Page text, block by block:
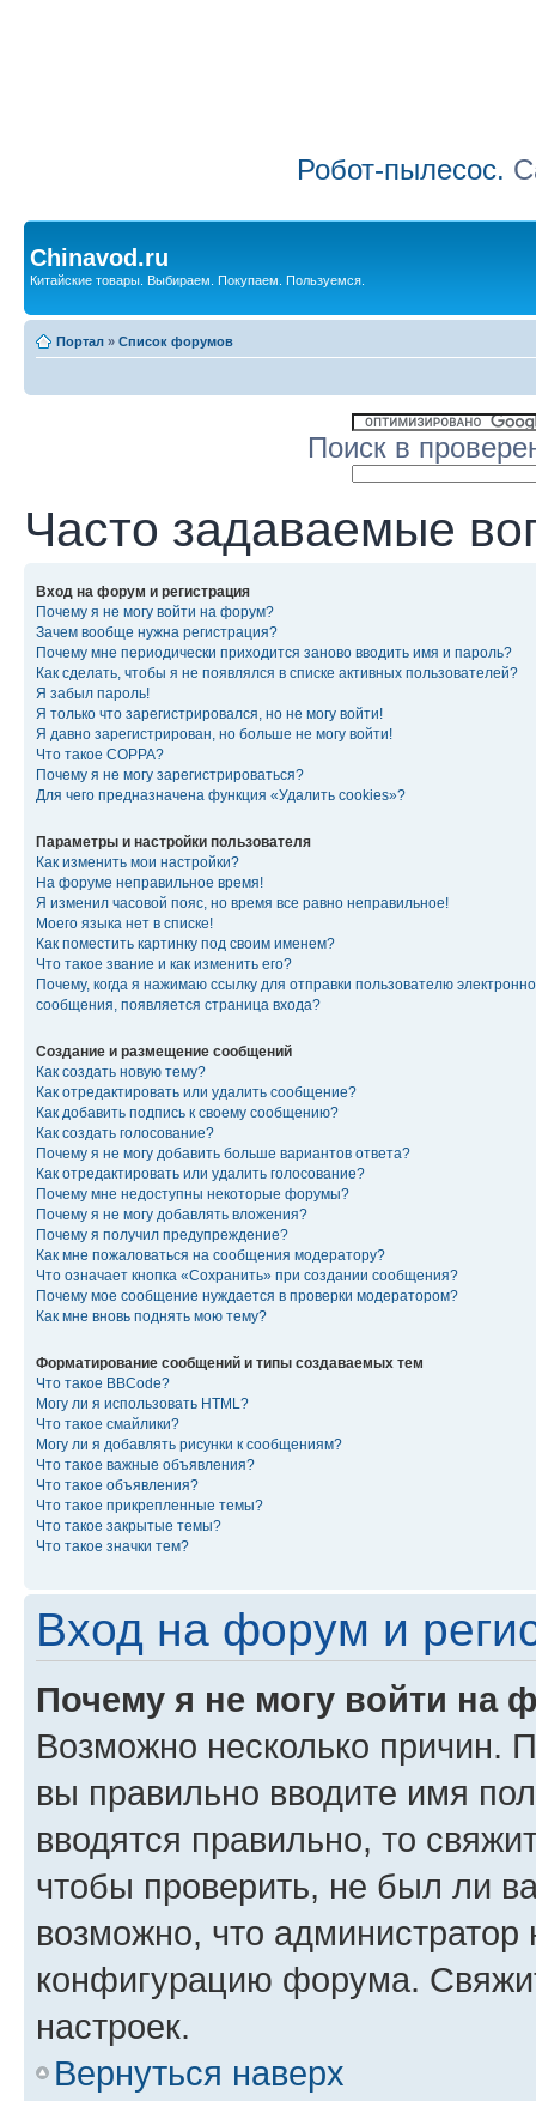
Робот-пылесос.
Chinavod.ru
Китайские товары. Выбираем. Покупаем. Пользуемся.
Портал » Список форумов
Поиск в
Часто задаваемые
Вход на форум и регистрация
Почему я не могу войти на форум?
Зачем вообще нужна регистрация?
Почему мне периодически приходится заново вводить имя и пароль?
Как сделать, чтобы я не появлялся в списке активных пользователей?
Я забыл пароль!
Я только что зарегистрировался, но не могу войти!
Я давно зарегистрирован, но больше не могу войти!
Что такое COPPA?
Почему я не могу зарегистрироваться?
Для чего предназначена функция «Удалить cookies»?
Параметры и настройки пользователя
Как изменить мои настройки?
На форуме неправильное время!
Я изменил часовой пояс, но время все равно неправильное!
Моего языка нет в списке!
Как поместить картинку под своим именем?
Что такое звание и как изменить его?
Почему, когда я нажимаю ссылку для отправки пользователю
сообщения, появляется страница входа?
Создание и размещение сообщений
Как создать новую тему?
Как отредактировать или удалить сообщение?
Как добавить подпись к своему сообщению?
Как создать голосование?
Почему я не могу добавить больше вариантов ответа?
Как отредактировать или удалить голосование?
Почему мне недоступны некоторые форумы?
Почему я не могу добавлять вложения?
Почему я получил предупреждение?
Как мне пожаловаться на сообщения модератору?
Что означает кнопка «Сохранить» при создании сообщения?
Почему мое сообщение нуждается в проверки модератором?
Как мне вновь поднять мою тему?
Форматирование сообщений и типы создаваемых тем
Что такое BBCode?
Могу ли я использовать HTML?
Что такое смайлики?
Могу ли я добавлять рисунки к сообщениям?
Что такое важные объявления?
Что такое объявления?
Что такое прикрепленные темы?
Что такое закрытые темы?
Что такое значки тем?
Вход на форум и
Почему я не могу войти на
Возможно несколько причин.
вы правильно вводите имя
вводятся правильно, то
чтобы проверить, не был ли
возможно, что администратор
конфигурацию форума.
настроек.
Вернуться наверх